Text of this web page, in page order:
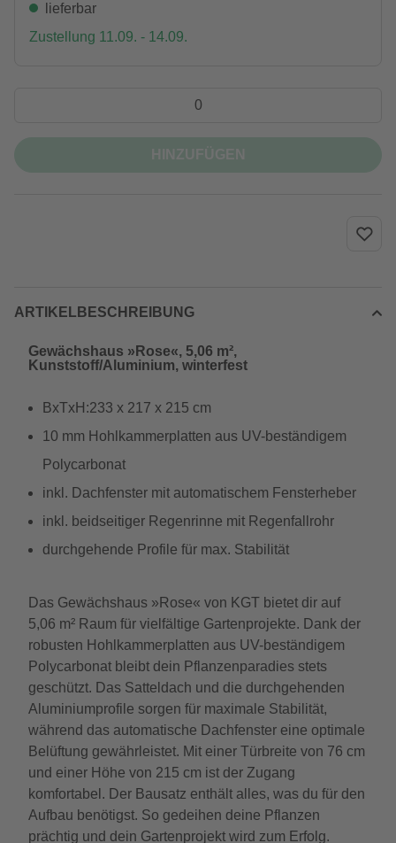
lieferbar
Zustellung 11.09. - 14.09.
ARTIKELBESCHREIBUNG
Gewächshaus »Rose«, 5,06 m²,
Kunststoff/Aluminium, winterfest
BxTxH:233 x 217 x 215 cm
10 mm Hohlkammerplatten aus UV-beständigem
Polycarbonat
inkl. Dachfenster mit automatischem Fensterheber
inkl. beidseitiger Regenrinne mit Regenfallrohr
durchgehende Profile für max. Stabilität
Das Gewächshaus »Rose« von KGT bietet dir auf
5,06 m² Raum für vielfältige Gartenprojekte. Dank der
robusten Hohlkammerplatten aus UV-beständigem
Polycarbonat bleibt dein Pflanzenparadies stets
geschützt. Das Satteldach und die durchgehenden
Aluminiumprofile sorgen für maximale Stabilität,
während das automatische Dachfenster eine optimale
Belüftung gewährleistet. Mit einer Türbreite von 76 cm
und einer Höhe von 215 cm ist der Zugang
komfortabel. Der Bausatz enthält alles, was du für den
Aufbau benötigst. So gedeihen deine Pflanzen
prächtig und dein Gartenprojekt wird zum Erfolg.